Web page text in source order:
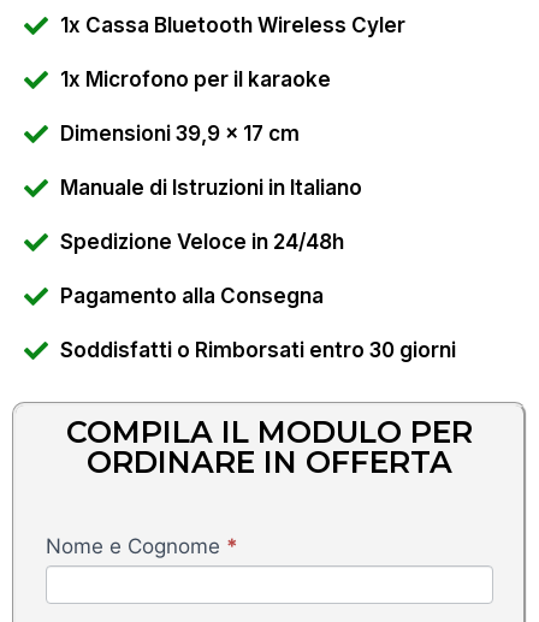
1x Cassa Bluetooth Wireless Cyler
1x Microfono per il karaoke
Dimensioni 39,9 x 17 cm
Manuale di Istruzioni in Italiano
Spedizione Veloce in 24/48h
Pagamento alla Consegna
Soddisfatti o Rimborsati entro 30 giorni
COMPILA IL MODULO PER
ORDINARE IN OFFERTA
Speaker
Karaoke
-
Nome e Cognome *